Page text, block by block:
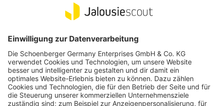
bestimme das Material deiner Rollladenlamellen (Aluminium,
Kunststoff oder Holz)
mal Breite in Meter)
wähle den passenden Motor aus folgender Tabelle:
Vertrag widerrufen
Beliebte Kategorien